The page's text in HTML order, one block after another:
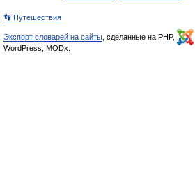
👣 Путешествия
Экспорт словарей на сайты , сделанные на PHP,
WordPress, MODx.